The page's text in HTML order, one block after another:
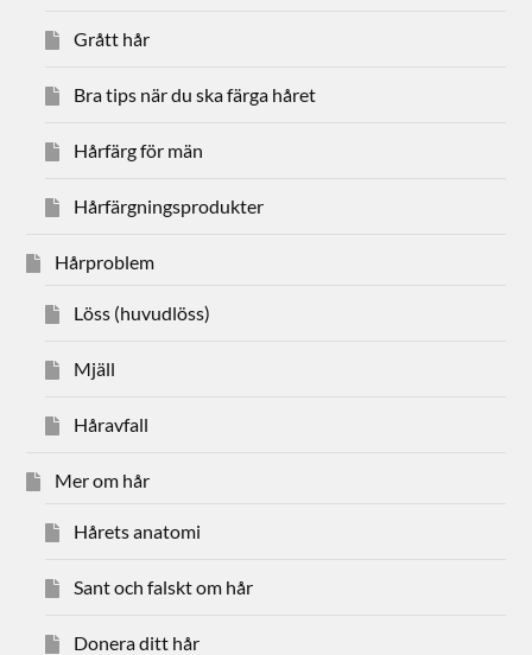
Grått hår
Bra tips när du ska färga håret
Hårfärg för män
Hårfärgningsprodukter
Hårproblem
Löss (huvudlöss)
Mjäll
Håravfall
Mer om hår
Hårets anatomi
Sant och falskt om hår
Donera ditt hår